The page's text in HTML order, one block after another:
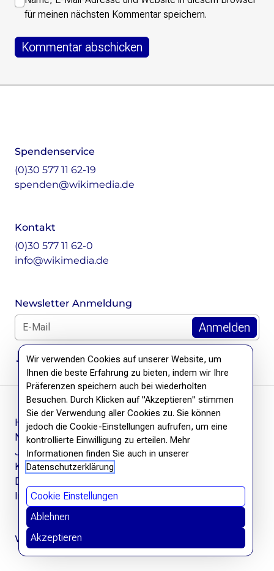
für meinen nächsten Kommentar speichern.
Spendenservice
(0)30 577 11 62-19
spenden@wikimedia.de
Kontakt
(0)30 577 11 62-0
info@wikimedia.de
Newsletter Anmeldung
E-Mail für Newsletter *
DSGVO Hinweis
Häufige Fragen
Newsletter
Jobs
Kontakt
Datenschutzerklärung
Impressum
Wir befreien Wissen
Wir verwenden Cookies auf unserer Website, um
Ihnen die beste Erfahrung zu bieten, indem wir Ihre
Präferenzen speichern auch bei wiederholten
Besuchen. Durch Klicken auf "Akzeptieren" stimmen
Sie der Verwendung aller Cookies zu. Sie können
jedoch die Cookie-Einstellungen aufrufen, um eine
kontrollierte Einwilligung zu erteilen. Mehr
Informationen finden Sie auch in unserer
Datenschutzerklärung
Cookie Einstellungen
Ablehnen
Akzeptieren